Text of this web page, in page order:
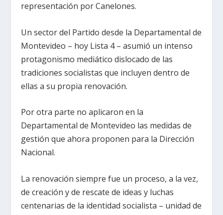
representación por Canelones.
Un sector del Partido desde la Departamental de
Montevideo – hoy Lista 4 – asumió un intenso
protagonismo mediático dislocado de las
tradiciones socialistas que incluyen dentro de
ellas a su propia renovación.
Por otra parte no aplicaron en la
Departamental de Montevideo las medidas de
gestión que ahora proponen para la Dirección
Nacional.
La renovación siempre fue un proceso, a la vez,
de creación y de rescate de ideas y luchas
centenarias de la identidad socialista – unidad de